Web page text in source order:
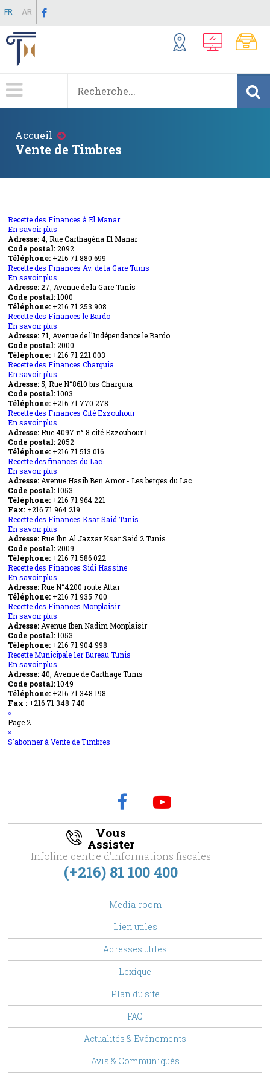
au
contenu
principal
FR AR
Principale
Fil
d'Ariane
Accueil
Vente de Timbres
Recette des Finances à El Manar
En savoir plus
Recette
des
Finances
à
Manar
Adresse:4, Rue Carthagéna El Manar
Code postal:2092
Téléphone: +216 71 880 699
Recette des Finances Av. de la Gare Tunis
En savoir plus
Recette
des
Finances
Av.
la
Gare
Tunis
Adresse:27, Avenue de la Gare Tunis
Code postal:1000
Téléphone: +216 71 253 908
Recette des Finances le Bardo
En savoir plus
Recette
des
Finances
le
Adresse: 71, Avenue de l'Indépendance le Bardo
Code postal:2000
Téléphone: +216 71 221 003
Recette des Finances Charguia
En savoir plus
Recette
des
Finances
Charguia
Adresse: 5, Rue N°8610 bis Charguia
Code postal:1003
Téléphone: +216 71 770 278
Recette des Finances Cité Ezzouhour
En savoir plus
Recette
des
Finances
Cité
Adresse:Rue 4097 n° 8 cité Ezzouhour I
Code postal:2052
Téléphone: +216 71 513 016
Recette des finances du Lac
En savoir plus
Recette
des
finances
du
Lac
Adresse: Avenue Hasib Ben Amor - Les berges du Lac
Code postal:1053
Téléphone: +216 71 964 221
Fax: +216 71 964 219
Recette des Finances Ksar Said Tunis
En savoir plus
Recette
des
Finances
Ksar
Tunis
Adresse:Rue Ibn Al Jazzar Ksar Said 2 Tunis
Code postal:2009
Téléphone: +216 71 586 022
Recette des Finances Sidi Hassine
En savoir plus
Recette
des
Finances
Hassine
Adresse:Rue N°4200 route Attar
Téléphone: +216 71 935 700
Recette des Finances Monplaisir
En savoir plus
Recette
des
Finances
Monplaisir
Adresse: Avenue Iben Nadim Monplaisir
Code postal:1053
Téléphone: +216 71 904 998
Recette Municipale 1er Bureau Tunis
En savoir plus
Recette
Municipale
1er
Bureau
Adresse:40, Avenue de Carthage Tunis
Code postal:1049
Téléphone: +216 71 348 198
Fax : +216 71 348 740
Pagination
Page
précédente
‹‹
Page 2
Page
suivante
››
S'abonner à Vente de Timbres
Vous
Assister
Infoline centre d'informations fiscales
(+216) 81 100 400
Media-room
Lien utiles
Adresses utiles
Lexique
Plan du site
FAQ
Actualités & Evénements
Avis & Communiqués